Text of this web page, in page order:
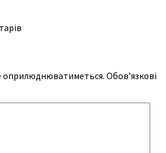
оприлюднюватиметься. Обов’язкові